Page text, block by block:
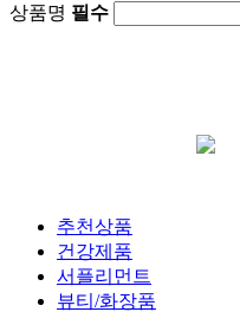
상품명 필수
추천상품
건강제품
서플리먼트
뷰티/화장품